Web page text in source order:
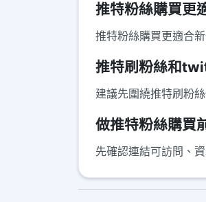
推特粉絲購買更
推特粉絲購買更適合
推特刷粉絲和
建議先圍繞推特刷粉
做推特粉絲購買
先確認連結可訪問、